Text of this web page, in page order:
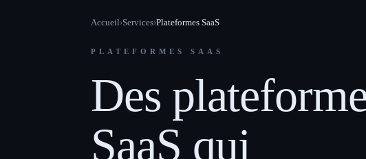
Accueil›Services›Plateformes SaaS
PLATEFORMES SAAS
Des
SaaS qui